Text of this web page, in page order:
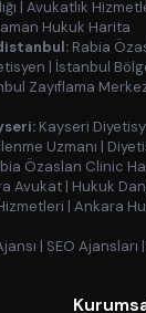
| Avukatlık
Hukuk Harita
Rabia
| İstanbul
Zayıflama
Kayseri
Uzmanı |
Özaslan Clinic
Avukat | Hukuk
| Ankara
| SEO Ajansları |